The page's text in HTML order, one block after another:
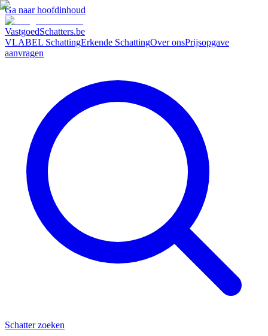
Ga naar hoofdinhoud
VastgoedSchatters.be
VLABEL SchattingErkende SchattingOver onsPrijsopgave
aanvragen
Schatter zoeken